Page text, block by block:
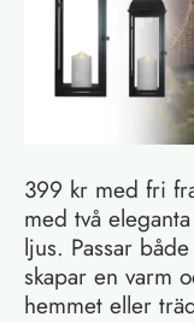
399 kr med fri
med två
ljus. Passar
skapar en varm
hemmet eller